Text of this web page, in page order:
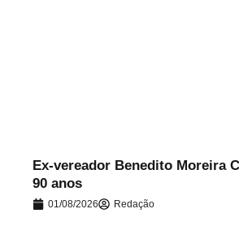
Ex-vereador Benedito Moreira
90 anos
01/08/2026 Redação